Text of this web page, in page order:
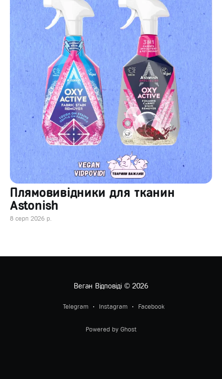
Плямовивідники для тканин
Astonish
8 серп 2026 р.
Веган Відповіді© 2026
Telegram Instagram Facebook
Powered by Ghost